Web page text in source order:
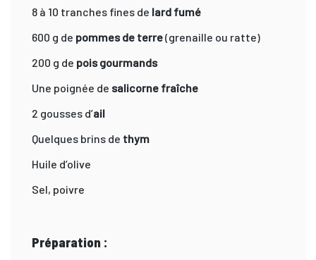
8 à 10 tranches fines de lard fumé
600 g de pommes de terre(grenaille ou ratte)
200 g de pois gourmands
Une poignée de salicorne fraîche
2 gousses d’ail
Quelques brins de thym
Huile d’olive
Sel, poivre
Préparation :